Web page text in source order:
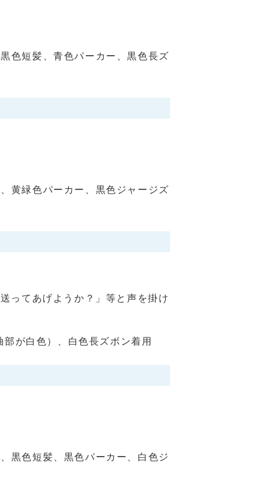
色短髪、青色パーカー、黒色長ズ
黄緑色パーカー、黒色ジャージズ
ってあげようか？」等と声を掛け
が白色）、白色長ズボン着用
黒色短髪、黒色パーカー、白色ジ